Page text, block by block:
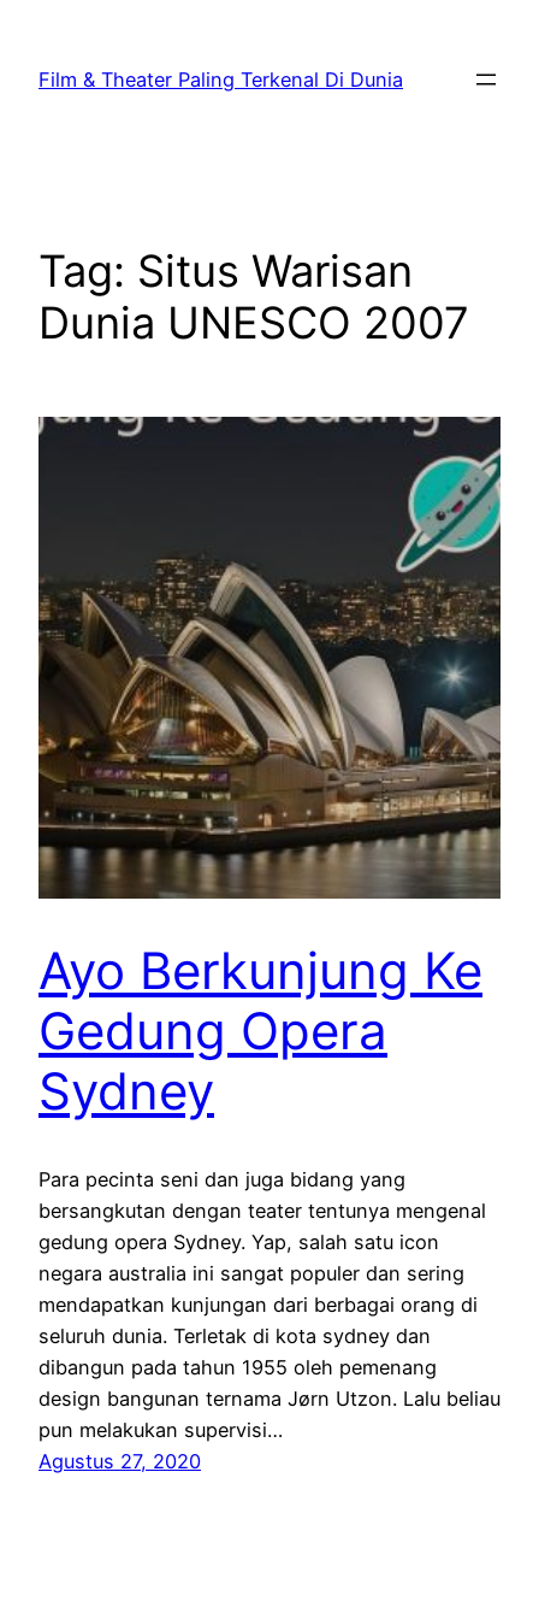
konten
Film & Theater Paling Terkenal Di Dunia
Tag: Situs Warisan
Dunia UNESCO 2007
Ayo Berkunjung Ke
Gedung Opera
Sydney
Para pecinta seni dan juga bidang yang
bersangkutan dengan teater tentunya mengenal
gedung opera Sydney. Yap, salah satu icon
negara australia ini sangat populer dan sering
mendapatkan kunjungan dari berbagai orang di
seluruh dunia. Terletak di kota sydney dan
dibangun pada tahun 1955 oleh pemenang
design bangunan ternama Jørn Utzon. Lalu beliau
pun melakukan supervisi…
Agustus 27, 2020